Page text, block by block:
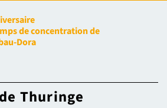
de concentration de
Dora
Thuringe